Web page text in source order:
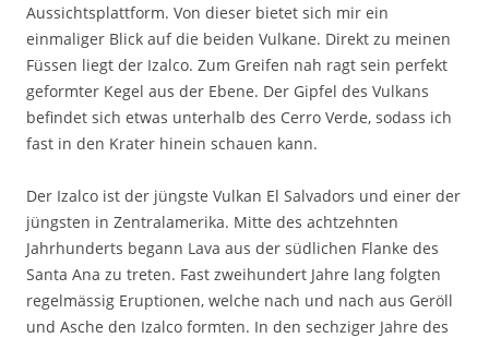
Aussichtsplattform. Von dieser bietet sich mir ein
einmaliger Blick auf die beiden Vulkane. Direkt zu meinen
Füssen liegt der Izalco. Zum Greifen nah ragt sein perfekt
geformter Kegel aus der Ebene. Der Gipfel des Vulkans
befindet sich etwas unterhalb des Cerro Verde, sodass ich
fast in den Krater hinein schauen kann.
Der Izalco ist der jüngste Vulkan El Salvadors und einer der
jüngsten in Zentralamerika. Mitte des achtzehnten
Jahrhunderts begann Lava aus der südlichen Flanke des
Santa Ana zu treten. Fast zweihundert Jahre lang folgten
regelmässig Eruptionen, welche nach und nach aus Geröll
und Asche den Izalco formten. In den sechziger Jahre des